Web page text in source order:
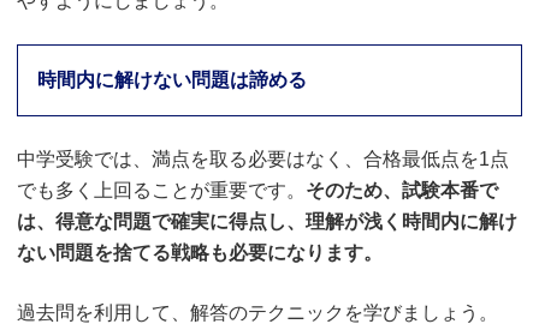
時間内に解けない問題は諦める
中学受験では、満点を取る必要はなく、合格最低点を1点
でも多く上回ることが重要です。 そのため、試験本番で
は、得意な問題で確実に得点し、理解が浅く時間内に解け
ない問題を捨てる戦略も必要になります。
過去問を利用して、解答のテクニックを学びましょう。